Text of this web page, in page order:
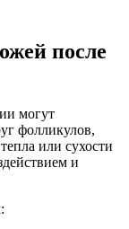
после
могут
фолликулов,
или сухости
и